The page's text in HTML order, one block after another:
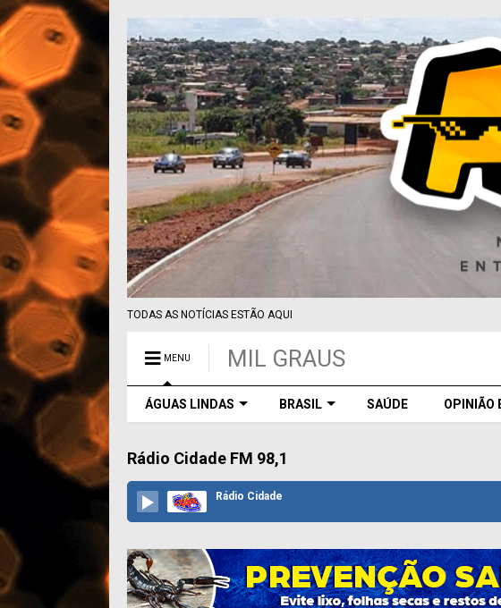
TODAS AS NOTÍCIAS ESTÃO AQUI
MENU MIL GRAUS
ÁGUAS LINDAS BRASIL SAÚDE OPINIÃO
Rádio Cidade FM 98,1
Rádio Cidade